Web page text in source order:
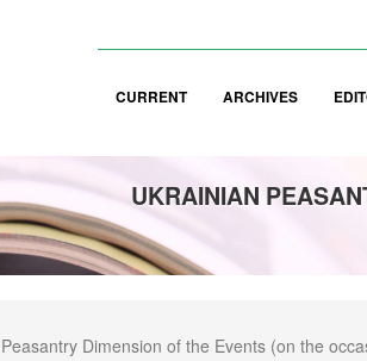
CURRENT ARCHIVES
UKRAINIAN
Dimension of the Events (on the